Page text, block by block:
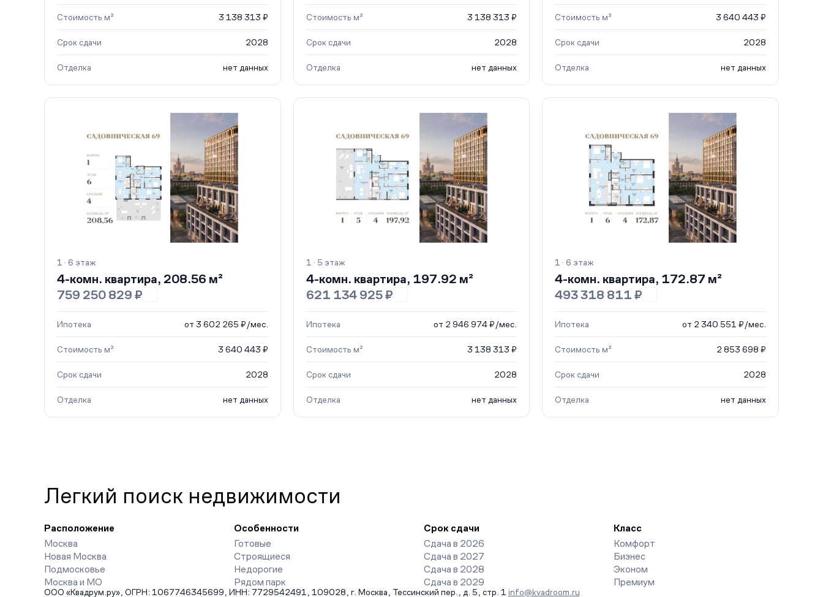
Стоимость м² 3 138 313 ₽
Срок сдачи 2028
Отделка нет данных
Стоимость м² 3 138 313 ₽
Срок сдачи 2028
Отделка нет данных
Стоимость м² 3 640 443 ₽
Срок сдачи 2028
Отделка нет данных
1 · 6 этаж
4-комн. квартира, 208.56 м²
759 250 829 ₽
Ипотека от 3 602 265 ₽/мес.
Стоимость м² 3 640 443 ₽
Срок сдачи 2028
Отделка нет данных
1 · 5 этаж
4-комн. квартира, 197.92 м²
621 134 925 ₽
Ипотека от 2 946 974 ₽/мес.
Стоимость м² 3 138 313 ₽
Срок сдачи 2028
Отделка нет данных
1 · 6 этаж
4-комн. квартира, 172.87 м²
493 318 811 ₽
Ипотека от 2 340 551 ₽/мес.
Стоимость м² 2 853 698 ₽
Срок сдачи 2028
Отделка нет данных
Легкий поиск недвижимости
Расположение
Москва
Новая Москва
Подмосковье
Москва и МО
Особенности
Готовые
Строящиеся
Недорогие
Рядом парк
Срок сдачи
Сдача в 2026
Сдача в 2027
Сдача в 2028
Сдача в 2029
Класс
Комфорт
Бизнес
Эконом
Премиум
ООО «Квадрум.ру», ОГРН: 1067746345699, ИНН: 7729542491, 109028, г. Москва, Тессинский пер., д. 5, стр. 1 info@kvadroom.ru